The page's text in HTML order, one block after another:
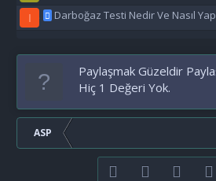
I Darboğaz Testi Nedir Ve Nasıl
Paylaşmak Güzeldir
Hiç 1 Değeri Yok.
ASP
FacebookTwitter